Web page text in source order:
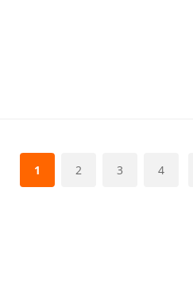
1 2 3 4